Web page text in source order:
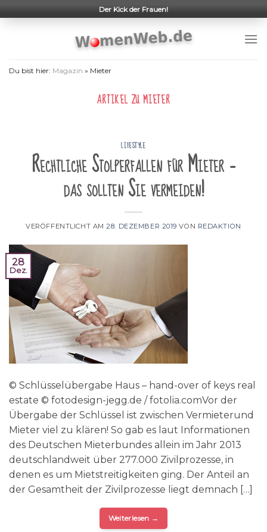
to
Der Kick der Frauen!
Du bist hier: Magazin » Mieter
ARTIKEL ZUMIETER
LIFESTYLE
Rechtliche Stolperfallen für Mieter –
das sollten Sie vermeiden!
VERÖFFENTLICHT AM28. DEZEMBER 2019 VON REDAKTION
28
Dez.
© Schlüsselübergabe Haus – hand-over of keys real
estate © fotodesign-jegg.de / fotolia.comVor der
Übergabe der Schlüssel ist zwischen Vermieterund
Mieter viel zu klären! So gab es laut Informationen
des Deutschen Mieterbundes allein im Jahr 2013
deutschlandweit über 277.000 Zivilprozesse, in
denen es um Mietstreitigkeiten ging. Der Anteil an
der Gesamtheit der Zivilprozesse liegt demnach […]
Weiterlesen →